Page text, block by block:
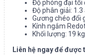
Độ phóng đại tối
Độ phân giải: 1.3
Gương chéo đổi
Kính ngắm
Khối lượng: 19 kg
Liên hệ ngay để được